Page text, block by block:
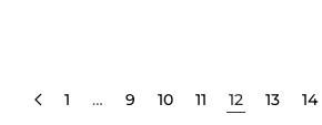
1 … 9 10 11 12 13 14